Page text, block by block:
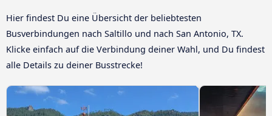
Hier findest Du eine Übersicht der beliebtesten
Busverbindungen nach Saltillo und nach San Antonio, TX.
Klicke einfach auf die Verbindung deiner Wahl, und Du findest
alle Details zu deiner Busstrecke!